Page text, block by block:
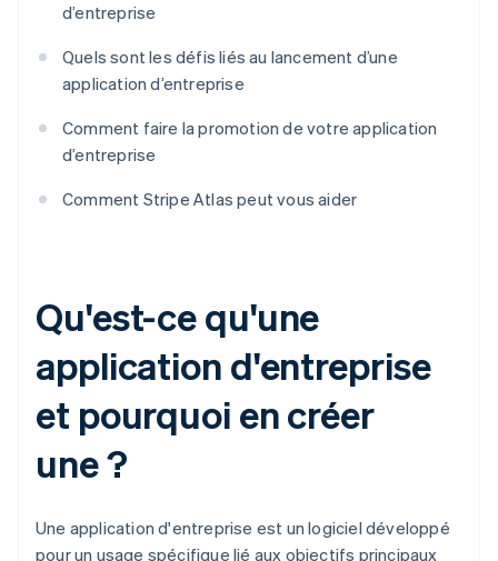
d’entreprise
Quels sont les défis liés au lancement d’une
application d’entreprise
Comment faire la promotion de votre application
d’entreprise
Comment Stripe Atlas peut vous aider
Qu'est-ce qu'une
application d'entreprise
et pourquoi en créer
une ?
Une application d'entreprise est un logiciel développé
pour un usage spécifique lié aux objectifs principaux